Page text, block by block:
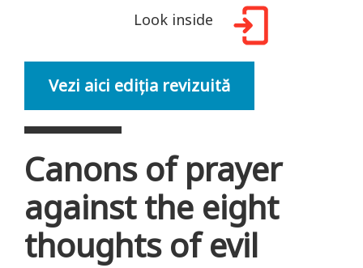
Look inside
Vezi aici ediția revizuită
Canons of prayer
against the eight
thoughts of evil